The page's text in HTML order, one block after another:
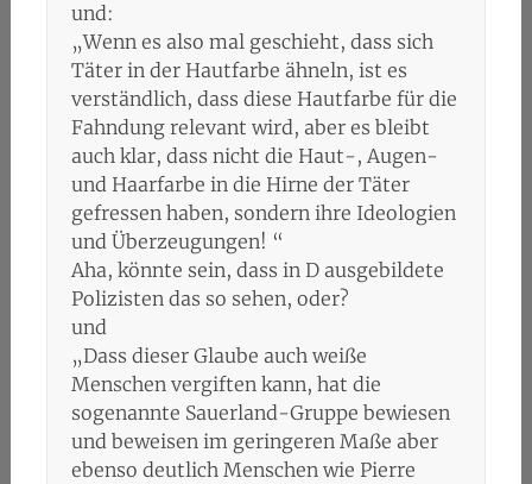
und:
„Wenn es also mal geschieht, dass sich
Täter in der Hautfarbe ähneln, ist es
verständlich, dass diese Hautfarbe für die
Fahndung relevant wird, aber es bleibt
auch klar, dass nicht die Haut-, Augen-
und Haarfarbe in die Hirne der Täter
gefressen haben, sondern ihre Ideologien
und Überzeugungen! “
Aha, könnte sein, dass in D ausgebildete
Polizisten das so sehen, oder?
und
„Dass dieser Glaube auch weiße
Menschen vergiften kann, hat die
sogenannte Sauerland-Gruppe bewiesen
und beweisen im geringeren Maße aber
ebenso deutlich Menschen wie Pierre